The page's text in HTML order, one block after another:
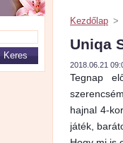
Kezdőlap >
Uniqa
2018.06.21
Tegnap
hajnal 4-
játék,